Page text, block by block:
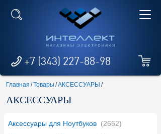
+7 (343) 227-88-98
Главная /Товары /АКСЕССУАРЫ /
АКСЕССУАРЫ
Аксессуары для Ноутбуков (2662)